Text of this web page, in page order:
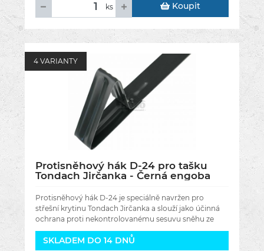
ks Koupit
4 VARIANTY
Protisněhový hák D-24 pro tašku
Tondach Jirčanka - Černá engoba
Protisněhový hák D-24 je speciálně navržen pro
střešní krytinu Tondach Jirčanka a slouží jako účinná
ochrana proti nekontrolovanému sesuvu sněhu ze
střechy. Díky rovnoměrnému
SKLADEM DO 14 DNŮ